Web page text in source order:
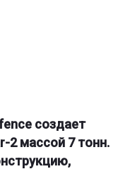
создает
2 массой 7 тонн.